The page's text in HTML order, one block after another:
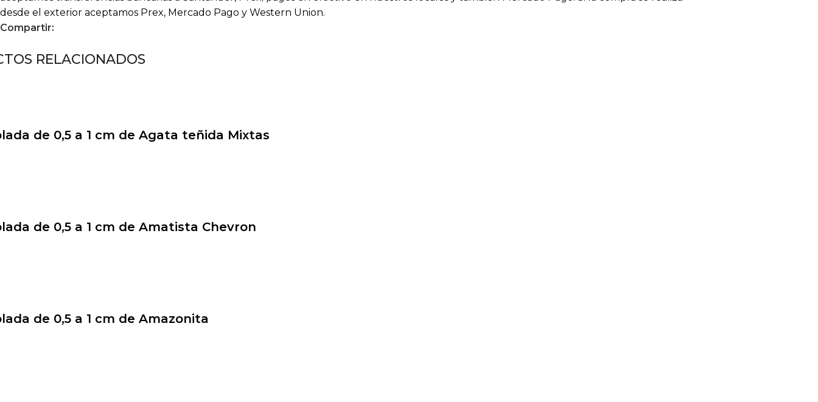
desde el exterior aceptamos Prex, Mercado Pago y Western Union.
Compartir:
RELACIONADOS
de 0,5 a 1 cm de Agata teñida Mixtas
de 0,5 a 1 cm de Amatista Chevron
de 0,5 a 1 cm de Amazonita